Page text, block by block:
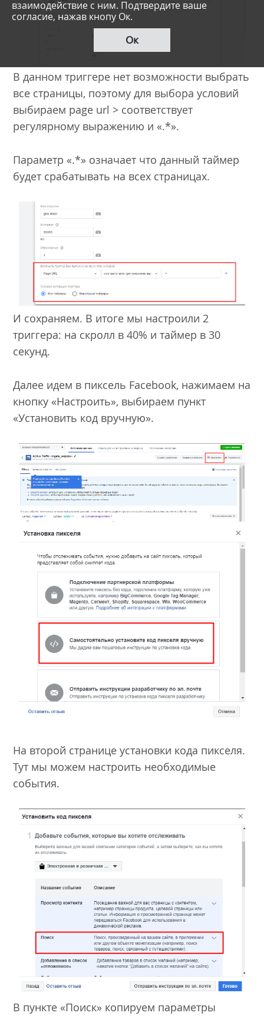
В данном триггере нет возможности выбрать
все страницы, поэтому для выбора условий
выбираем page url > соответствует
регулярному выражению и «.*».
Параметр «.*» означает что данный таймер
будет срабатывать на всех страницах.
И сохраняем. В итоге мы настроили 2
триггера: на скролл в 40% и таймер в 30
секунд.
Далее идем в пиксель Facebook, нажимаем на
кнопку «Настроить», выбираем пункт
«Установить код вручную».
На второй странице установки кода пикселя.
Тут мы можем настроить необходимые
события.
В пункте «Поиск» копируем параметры
взаимодействие с ним. Подтвердите ваше
согласие, нажав кнопу Ок.
Ок